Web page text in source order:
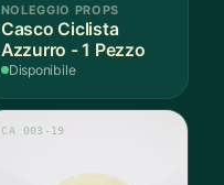
NOLEGGIO PROPS
Casco Ciclista
Azzurro - 1 Pezzo
Disponibile
CA 003-19